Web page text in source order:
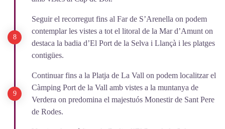
Seguir el recorregut fins al Far de S’Arenella on podem
contemplar les vistes a tot el litoral de la Mar d’Amunt on
destaca la badia d’El Port de la Selva i Llançà i les platges
contigües.
Continuar fins a la Platja de La Vall on podem localitzar el
Càmping Port de la Vall amb vistes a la muntanya de
Verdera on predomina el majestuós Monestir de Sant Pere
de Rodes.